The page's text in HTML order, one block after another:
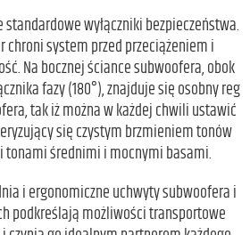
wyłączniki bezpieczeństwa.
system przed przeciążeniem i
Na bocznej ściance subwoofera, obok
fazy (180°), znajduje się osobny reg
tak iż można w każdej chwili ustawić
się czystym brzmieniem tonów
tonami średnimi i mocnymi basami.
i ergonomiczne uchwyty subwoofera i
podkreślają możliwości transportowe